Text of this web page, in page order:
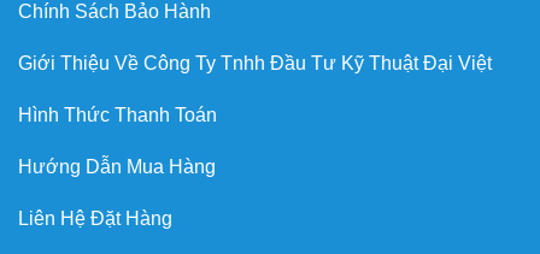
Chính Sách Bảo Hành
Giới Thiệu Về Công Ty Tnhh Đầu Tư Kỹ Thuật Đại Việt
Hình Thức Thanh Toán
Hướng Dẫn Mua Hàng
Liên Hệ Đặt Hàng